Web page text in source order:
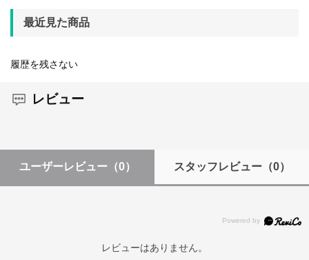
最近見た商品
履歴を残さない
レビュー
ユーザーレビュー （0） スタッフレビュー（0）
レビューはありません。